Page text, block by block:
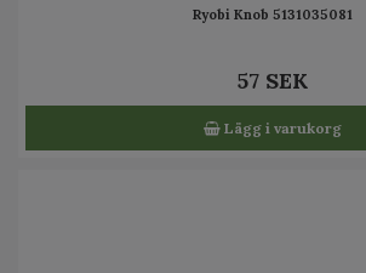
Ryobi Knob 5131035081
57 SEK
Lägg i varukorg